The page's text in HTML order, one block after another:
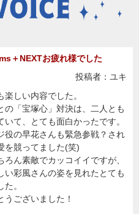
＋NEXTお疲れ様でした
投稿者：ユキ
しい内容でした。
の「宝塚心」対決は、二人とも
いて、とても面白かったです。
役の早花さんも緊急参戦？され
を競ってました(笑)
ろん素敵でカッコイイですが、
い彩風さんの姿を見れたとても
。
うございました！